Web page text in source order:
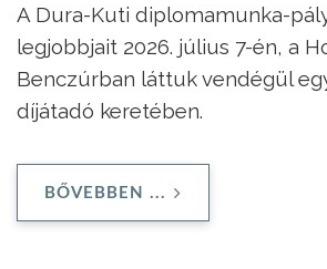
A Dura-Kuti diplomamunka-
legjobbjait 2026. július 7-én, a
Benczúrban láttuk vendégül
díjátadó keretében.
BŐVEBBEN ...